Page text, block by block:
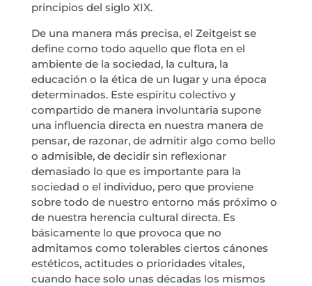
principios del siglo XIX.
De una manera más precisa, el Zeitgeist se
define como todo aquello que flota en el
ambiente de la sociedad, la cultura, la
educación o la ética de un lugar y una época
determinados. Este espíritu colectivo y
compartido de manera involuntaria supone
una influencia directa en nuestra manera de
pensar, de razonar, de admitir algo como bello
o admisible, de decidir sin reflexionar
demasiado lo que es importante para la
sociedad o el individuo, pero que proviene
sobre todo de nuestro entorno más próximo o
de nuestra herencia cultural directa. Es
básicamente lo que provoca que no
admitamos como tolerables ciertos cánones
estéticos, actitudes o prioridades vitales,
cuando hace solo unas décadas los mismos